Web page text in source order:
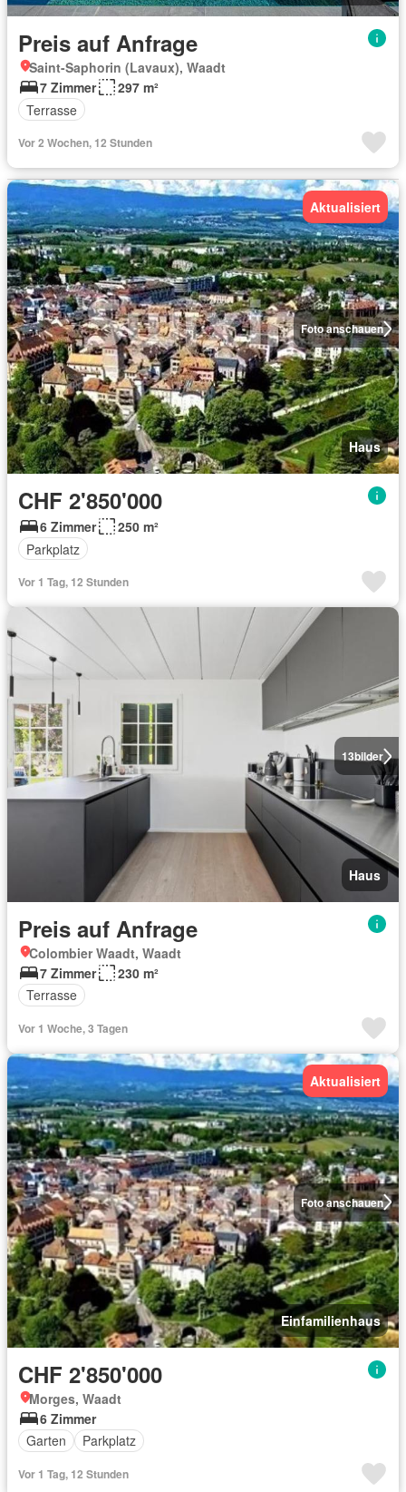
Preis auf Anfrage
Saint-Saphorin (Lavaux), Waadt
7 Zimmer
297 m²
Terrasse
Vor 2 Wochen, 12 Stunden
Foto anschauen
Aktualisiert
Haus
CHF 2'850'000
6 Zimmer
250 m²
Parkplatz
Vor 1 Tag, 12 Stunden
13bilder
Haus
Preis auf Anfrage
Colombier Waadt, Waadt
7 Zimmer
230 m²
Terrasse
Vor 1 Woche, 3 Tagen
Foto anschauen
Aktualisiert
Einfamilienhaus
CHF 2'850'000
Morges, Waadt
6 Zimmer
Garten
Parkplatz
Vor 1 Tag, 12 Stunden